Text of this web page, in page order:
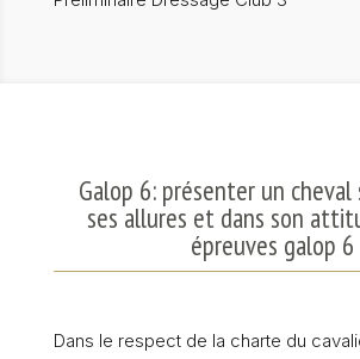
Galop 6: présenter un
ses allures et dans son
épreuves galop 6
Dans le respect de la charte du